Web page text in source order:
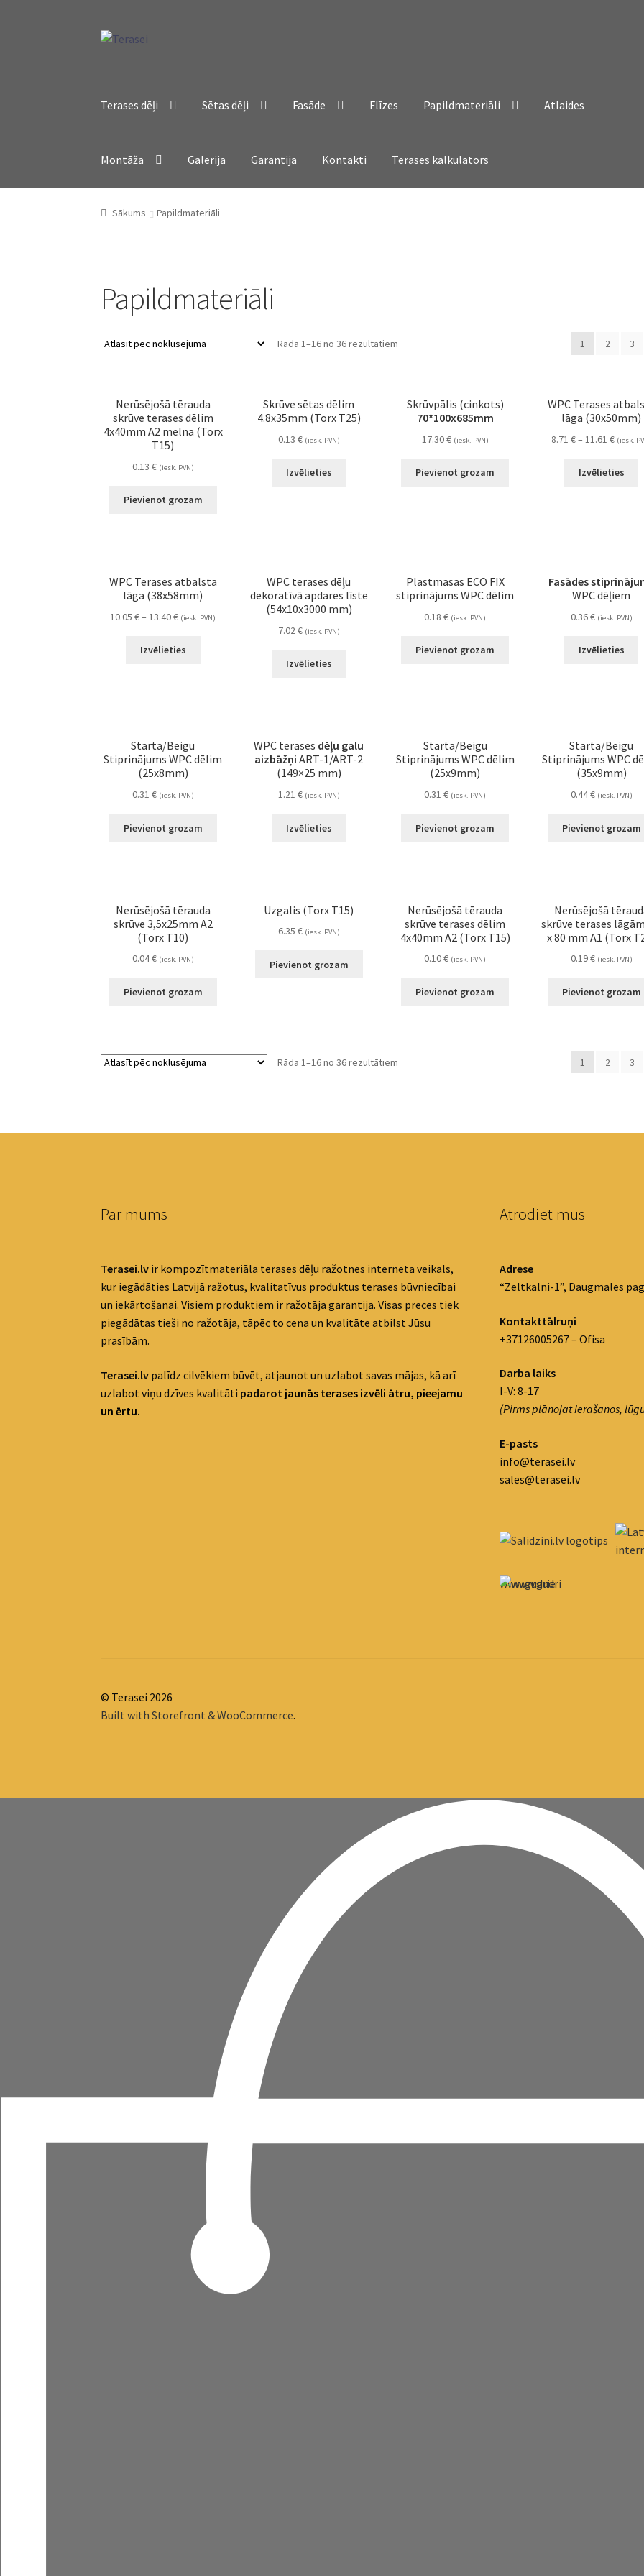
Skip
Skip
Terases dēļi Sētas dēļi Fasāde Flīzes Papildmateriāli Atlaides
Montāža Galerija Garantija Kontakti Terases kalkulators
Sākums Papildmateriāli
Papildmateriāli
Rāda 1–16 no 36 rezultātiem 1 2 3
Nerūsējošā tērauda
skrūve terases dēlim
4x40mm A2 melna (Torx
T15)
0.13 € (iesk. PVN)
Pievienot grozam
Skrūve sētas dēlim
4.8x35mm (Torx T25)
0.13 € (iesk. PVN)
Izvēlieties
Skrūvpālis (cinkots)
70*100x685mm
17.30€ (iesk. PVN)
Pievienot grozam
WPC Terases
lāga (30x50mm)
8.71 €– 11.61 € (iesk.
Izvēlieties
WPC Terases atbalsta
lāga (38x58mm)
10.05€–13.40€ (iesk. PVN)
Izvēlieties
WPC terases dēļu
dekoratīvā apdares līste
(54x10x3000 mm)
7.02€ (iesk. PVN)
Izvēlieties
Plastmasas ECO FIX
stiprinājums WPC dēlim
0.18€ (iesk. PVN)
Pievienot grozam
Fasādes
WPC dēļiem
0.36€ (iesk. PVN)
Izvēlieties
Starta/Beigu
Stiprinājums WPC dēlim
(25x8mm)
0.31 € (iesk. PVN)
Pievienot grozam
WPC terases dēļu galu
aizbāžņi ART-1/ART-2
(149×25 mm)
1.21 € (iesk. PVN)
Izvēlieties
Starta/Beigu
Stiprinājums WPC dēlim
(25x9mm)
0.31€ (iesk. PVN)
Pievienot grozam
Starta/Beigu
Stiprinājums WPC
(35x9mm)
0.44€ (iesk. PVN)
Pievienot grozam
Nerūsējošā tērauda
skrūve 3,5x25mm A2
(Torx T10)
0.04€ (iesk. PVN)
Pievienot grozam
Uzgalis (Torx T15)
6.35 € (iesk. PVN)
Pievienot grozam
Nerūsējošā tērauda
skrūve terases dēlim
4x40mm A2 (Torx T15)
0.10€ (iesk. PVN)
Pievienot grozam
Nerūsējošā
skrūve terases
x 80 mm A1 (Torx
0.19€ (iesk. PVN)
Pievienot grozam
Rāda 1–16 no 36 rezultātiem 1 2 3
Par mums
Terasei.lv ir kompozītmateriāla terases dēļu ražotnes interneta veikals,
kur iegādāties Latvijā ražotus, kvalitatīvus produktus terases būvniecībai
un iekārtošanai. Visiem produktiem ir ražotāja garantija. Visas preces tiek
piegādātas tieši no ražotāja, tāpēc to cena un kvalitāte atbilst Jūsu
prasībām.
Terasei.lv palīdz cilvēkiem būvēt, atjaunot un uzlabot savas mājas, kā arī
uzlabot viņu dzīves kvalitāti padarot jaunās terases izvēli ātru, pieejamu
un ērtu.
Atrodiet mūs
Adrese
“Zeltkalni-1”, Daugmales
Kontakttālruņi
+37126005267 – Ofisa
Darba laiks
I-V: 8-17
(Pirms plānojat ierašanos,
E-pasts
info@terasei.lv
sales@terasei.lv
www.gudrie
© Terasei 2026
Built with Storefront & WooCommerce.